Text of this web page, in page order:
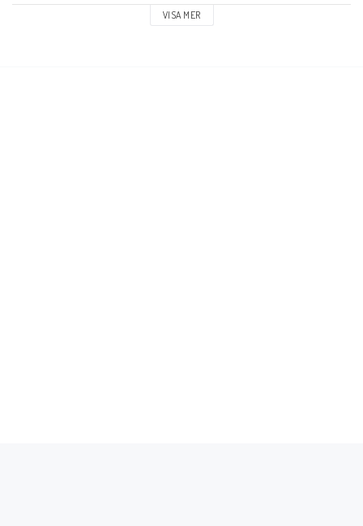
a simple hyperdrive. Vader's TIE Advanced is armed with heavy
VISA MER